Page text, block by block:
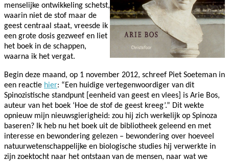
menselijke ontwikkeling schetst,
waarin niet de stof maar de
geest centraal staat, vreesde ik
een grote dosis gezweef en liet
het boek in de schappen,
waarna ik het vergat.
Begin deze maand, op 1 november 2012, schreef Piet Soeteman in
een reactie hier: “Een huidige vertegenwoordiger van dit
Spinozistische standpunt [eenheid van geest en vlees] is Arie Bos,
auteur van het boek ‘Hoe de stof de geest kreeg’.” Dit wekte
opnieuw mijn nieuwsgierigheid: zou hij zich werkelijk op Spinoza
baseren? Ik heb nu het boek uit de bibliotheek geleend en met
interesse en bewondering gelezen – bewondering over hoeveel
natuurwetenschappelijke en biologische studies hij verwerkte in
zijn zoektocht naar het ontstaan van de mensen, naar wat we